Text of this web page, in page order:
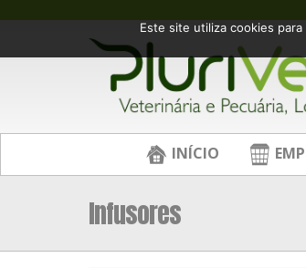
INÍCIO
Infusores
Este site utiliza cookies